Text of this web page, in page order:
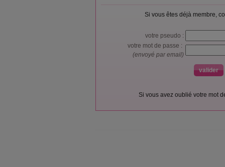
Si vous êtes déjà membre,
votre pseudo :
votre mot de passe :
(envoyé par email)
Si vous avez oublié votre mot